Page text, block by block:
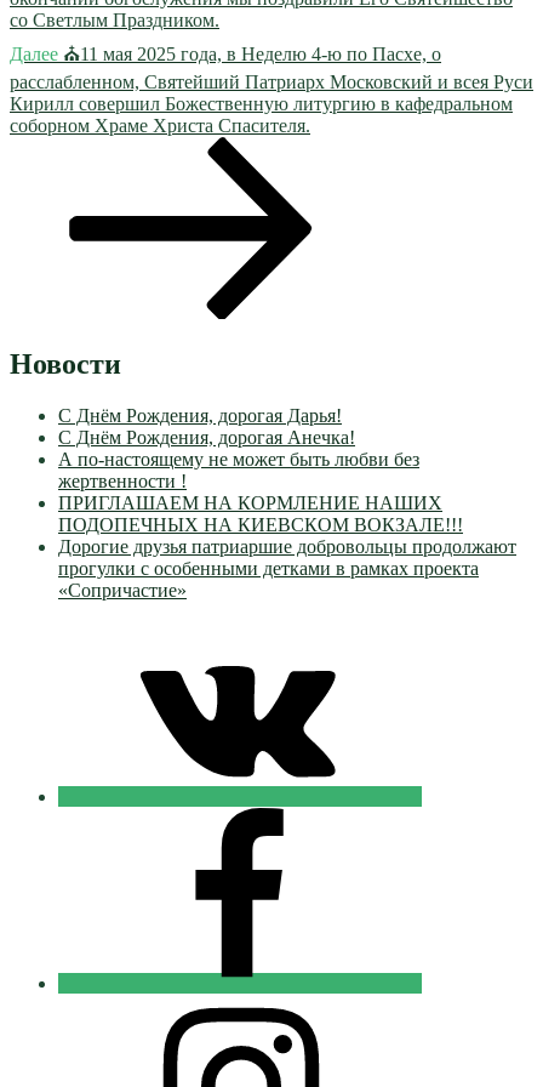
со Светлым Праздником.
Следующая
запись
Далее ⛪11 мая 2025 года, в Неделю 4-ю по Пасхе, о
расслабленном, Святейший Патриарх Московский и всея Руси
Кирилл совершил Божественную литургию в кафедральном
соборном Храме Христа Спасителя.
Новости
С Днём Рождения, дорогая Дарья!
С Днём Рождения, дорогая Анечка!
А по-настоящему не может быть любви без
жертвенности !
ПРИГЛАШАЕМ НА КОРМЛЕНИЕ НАШИХ
ПОДОПЕЧНЫХ НА КИЕВСКОМ ВОКЗАЛЕ!!!
Дорогие друзья патриаршие добровольцы продолжают
прогулки с особенными детками в рамках проекта
«Сопричастие»
Добровольцы
Православные
Добровольцы